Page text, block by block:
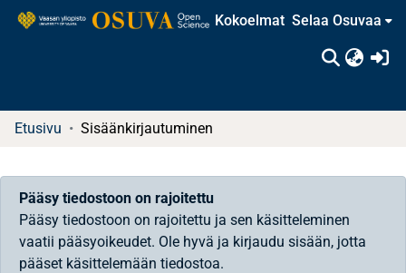
Kokoelmat Selaa Osuvaa
Etusivu Sisäänkirjautuminen
Pääsy tiedostoon on rajoitettu
Pääsy tiedostoon on rajoitettu ja sen käsitteleminen
vaatii pääsyoikeudet. Ole hyvä ja kirjaudu sisään, jotta
pääset käsittelemään tiedostoa.